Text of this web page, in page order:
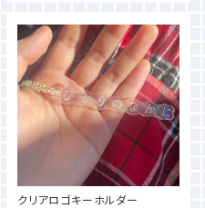
クリアロゴキーホルダー